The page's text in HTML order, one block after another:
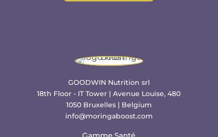
GOODWIN Nutrition srl
18th Floor - IT Tower | Avenue Louise, 480
1050 Bruxelles | Belgium
info@moringaboost.com
Gamme Santé